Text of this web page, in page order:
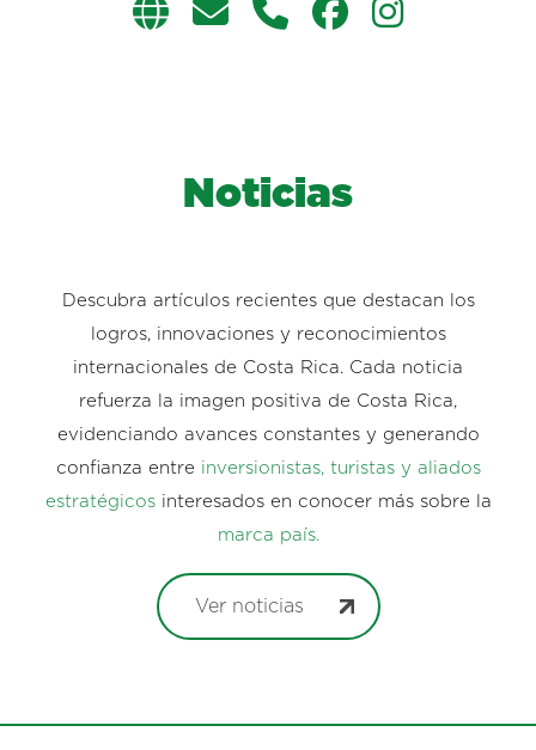
Noticias
Descubra artículos recientes que destacan los
logros, innovaciones y reconocimientos
internacionales de Costa Rica. Cada noticia
refuerza la imagen positiva de Costa Rica,
evidenciando avances constantes y generando
confianza entre inversionistas, turistas y aliados
estratégicos interesados en conocer más sobre la
marca país.
Ver noticias